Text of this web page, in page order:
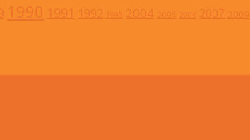
1990 1991 1992 1993 2004 2005 2006 2007 2009